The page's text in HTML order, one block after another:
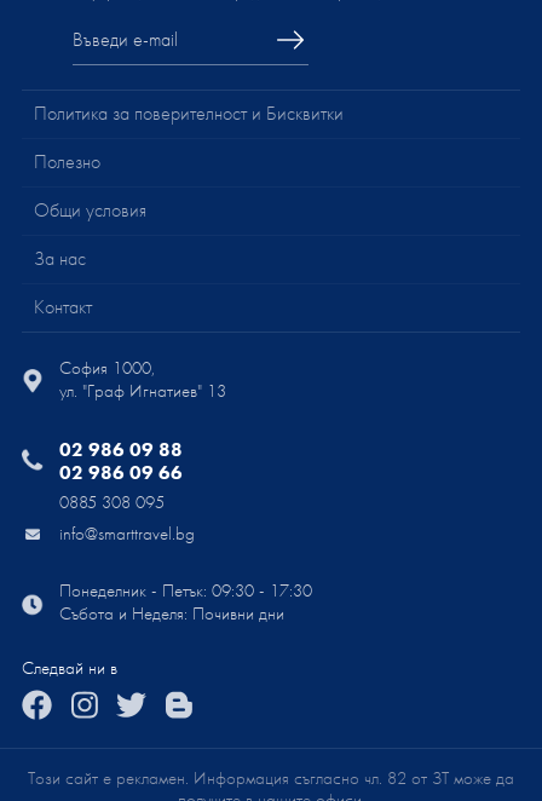
Политика за поверителност и Бисквитки
Полезно
Общи условия
За нас
Контакт
София 1000,
ул. "Граф Игнатиев" 13
02 986 09 88
02 986 09 66
0885 308 095
info@smarttravel.bg
Понеделник - Петък: 09:30 - 17:30
Събота и Неделя: Почивни дни
Следвай ни в
Този сайт е рекламен. Информация съгласно чл. 82 от ЗТ може да